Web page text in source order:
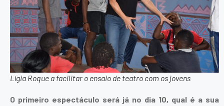
Lígia Roque a facilitar o ensaio de teatro com os jovens
O primeiro espectáculo será já no dia 10, qual é a sua